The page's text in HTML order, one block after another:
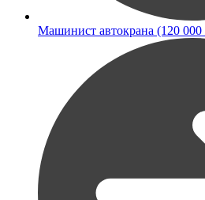
Машинист автокрана (120 000